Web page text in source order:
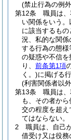
(禁止行為の例
第12条
職員は
い関係をいう
に該当するも
況、私的な関係
する行為の態
の疑惑や不信
り、 前条第1項
く。)に掲げる
(利害関係者以
第13条
職員は
も、その者か
交の程度を超
てはならない。
2
職員は、自己
借受け又は役